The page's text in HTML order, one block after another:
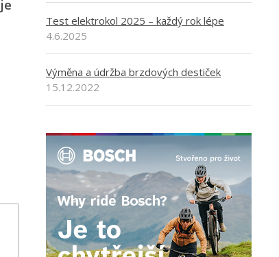
Test elektrokol 2025 – každý rok lépe
4.6.2025
Výměna a údržba brzdových destiček
15.12.2022